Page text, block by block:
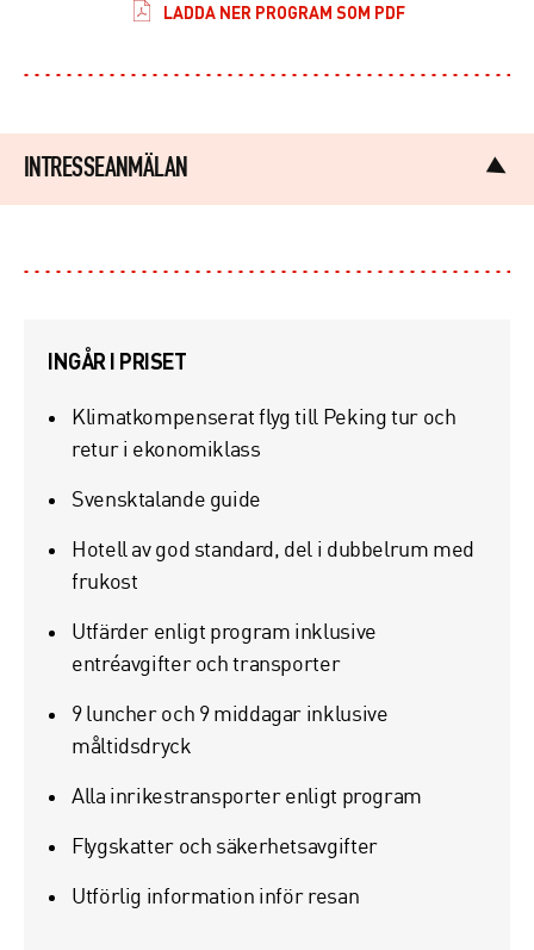
LADDA NER PROGRAM SOM PDF
INTRESSEANMÄLAN
Epost*
Önskad reseperiod
Antal resenärer
INGÅR I PRISET
Klimatkompenserat flyg till Peking tur och
retur i ekonomiklass
Svensktalande guide
Hotell av god standard, del i dubbelrum med
frukost
Utfärder enligt program inklusive
entréavgifter och transporter
9 luncher och 9 middagar inklusive
måltidsdryck
Alla inrikestransporter enligt program
Flygskatter och säkerhetsavgifter
Utförlig information inför resan